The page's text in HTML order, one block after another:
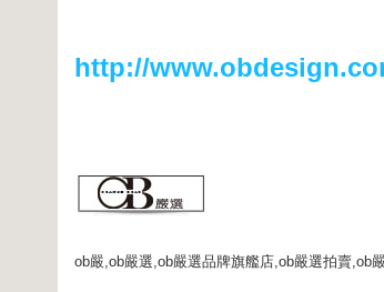
http://
ob嚴,ob嚴選,ob嚴選品牌旗艦店,ob嚴選拍賣,ob